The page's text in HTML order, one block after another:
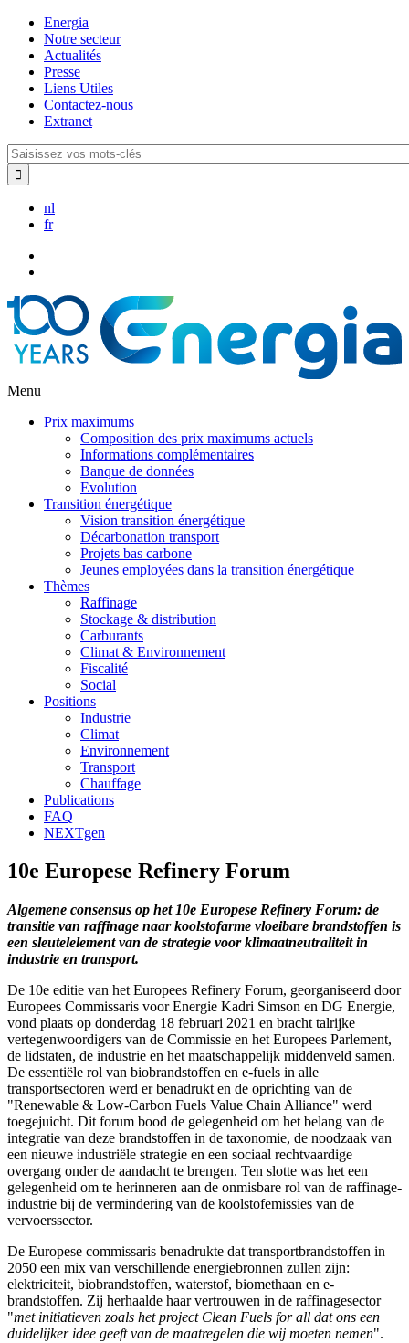
Aller
contenu
principal
Energia
Notre secteur
Actualités
Presse
Liens Utiles
Contactez-nous
Extranet
Saisissez
vos
mots-
nl
fr
Menu
Prix maximums
Composition des prix maximums actuels
Informations complémentaires
Banque de données
Evolution
Transition énergétique
Vision transition énergétique
Décarbonation transport
Projets bas carbone
Jeunes employées dans la transition énergétique
Thèmes
Raffinage
Stockage & distribution
Carburants
Climat & Environnement
Fiscalité
Social
Positions
Industrie
Climat
Environnement
Transport
Chauffage
Publications
FAQ
NEXTgen
10e Europese Refinery Forum
Algemene consensus op het 10e Europese Refinery Forum: de
transitie van raffinage naar koolstofarme vloeibare brandstoffen is
een sleutelelement van de strategie voor klimaatneutraliteit in
industrie en transport.
De 10e editie van het Europees Refinery Forum, georganiseerd door
Europees Commissaris voor Energie Kadri Simson en DG Energie,
vond plaats op donderdag 18 februari 2021 en bracht talrijke
vertegenwoordigers van de Commissie en het Europees Parlement,
de lidstaten, de industrie en het maatschappelijk middenveld samen.
De essentiële rol van biobrandstoffen en e-fuels in alle
transportsectoren werd er benadrukt en de oprichting van de
"Renewable & Low-Carbon Fuels Value Chain Alliance" werd
toegejuicht. Dit forum bood de gelegenheid om het belang van de
integratie van deze brandstoffen in de taxonomie, de noodzaak van
een nieuwe industriële strategie en een sociaal rechtvaardige
overgang onder de aandacht te brengen. Ten slotte was het een
gelegenheid om te herinneren aan de onmisbare rol van de raffinage-
industrie bij de vermindering van de koolstofemissies van de
vervoerssector.
De Europese commissaris benadrukte dat transportbrandstoffen in
2050 een mix van verschillende energiebronnen zullen zijn:
elektriciteit, biobrandstoffen, waterstof, biomethaan en e-
brandstoffen. Zij herhaalde haar vertrouwen in de raffinagesector
"met initiatieven zoals het project Clean Fuels for all dat ons een
duidelijker idee geeft van de maatregelen die wij moeten nemen".